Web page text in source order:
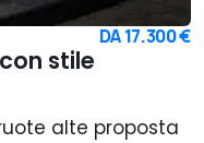
DA17.300 €
stile
alte proposta